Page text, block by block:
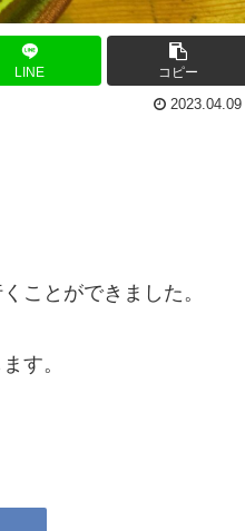
LINE コピー
2023.04.09
ことができました。
す。